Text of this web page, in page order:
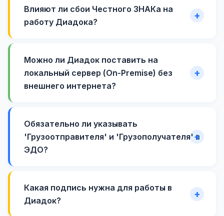
Влияют ли сбои Честного ЗНАКа на
работу Диадока?
Можно ли Диадок поставить на
локальный сервер (On-Premise) без
внешнего интернета?
Обязательно ли указывать
'Грузоотправителя' и 'Грузополучателя' в
ЭДО?
Какая подпись нужна для работы в
Диадок?